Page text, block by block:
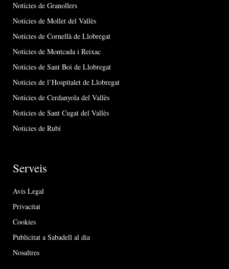
Notícies de Granollers
Notícies de Mollet del Vallès
Notícies de Cornellà de Llobregat
Notícies de Montcada i Reixac
Notícies de Sant Boi de Llobregat
Notícies de l’Hospitalet de Llobregat
Notícies de Cerdanyola del Vallès
Notícies de Sant Cugat del Vallès
Notícies de Rubí
Serveis
Avís Legal
Privacitat
Cookies
Publicitat a Sabadell al dia
Nosaltres